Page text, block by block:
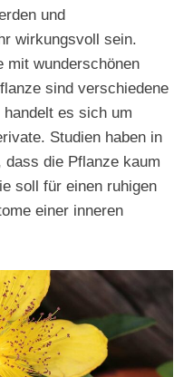
und
wirkungsvoll sein.
mit wunderschönen
sind verschiedene
es sich um
Studien haben in
dass die Pflanze kaum
soll für einen ruhigen
einer inneren